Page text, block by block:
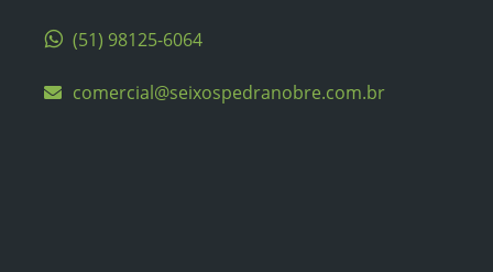
(51) 98125-6064
comercial@seixospedranobre.com.br